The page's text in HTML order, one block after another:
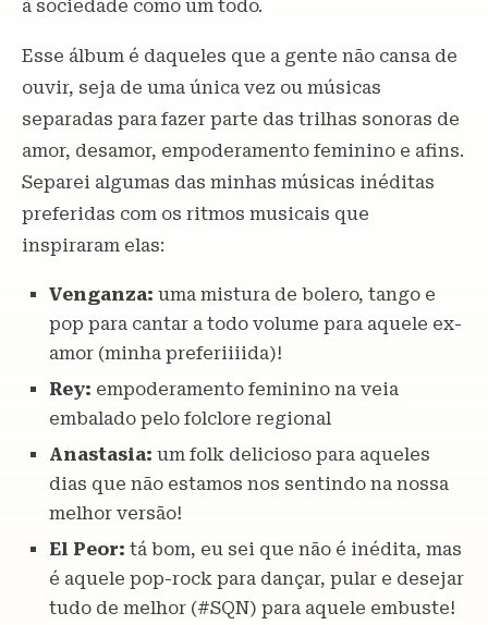
à sociedade como um todo.
Esse álbum é daqueles que a gente não cansa de
ouvir, seja de uma única vez ou músicas
separadas para fazer parte das trilhas sonoras de
amor, desamor, empoderamento feminino e afins.
Separei algumas das minhas músicas inéditas
preferidas com os ritmos musicais que
inspiraram elas:
Venganza: uma mistura de bolero, tango e
pop para cantar a todo volume para aquele ex-
amor (minha preferiiiida)!
Rey: empoderamento feminino na veia
embalado pelo folclore regional
Anastasia: um folk delicioso para aqueles
dias que não estamos nos sentindo na nossa
melhor versão!
El Peor: tá bom, eu sei que não é inédita, mas
é aquele pop-rock para dançar, pular e desejar
tudo de melhor (#SQN) para aquele embuste!